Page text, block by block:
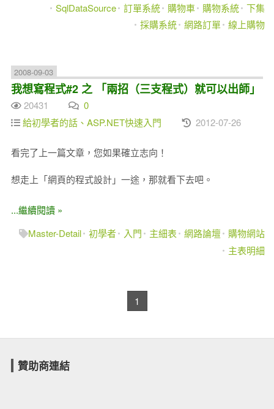
SqlDataSource 訂單系統 購物車 購物系統 下集
採購系統 網路訂單 線上購物
2008-09-03
我想寫程式#2 之 「兩招（三支程式）就可以出師」
20431
0
給初學者的話、ASP.NET快速入門
2012-07-26
看完了上一篇文章，您如果確立志向！
想走上「網頁的程式設計」一途，那就看下去吧。
...繼續閱讀 »
Master-Detail 初學者 入門 主細表 網路論壇
購物網站
主表明細
1
贊助商連結